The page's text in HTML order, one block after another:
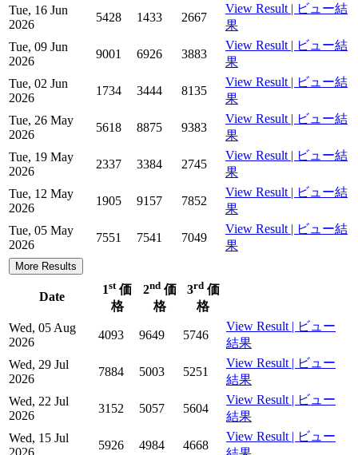
Tue, 16 Jun
2026
5428 1433 2667
View Result | ビュー結
果
Tue, 09 Jun
2026
9001 6926 3883
View Result | ビュー結
果
Tue, 02 Jun
2026
1734 3444 8135
View Result | ビュー結
果
Tue, 26 May
2026
5618 8875 9383
View Result | ビュー結
果
Tue, 19 May
2026
2337 3384 2745
View Result | ビュー結
果
Tue, 12 May
2026
1905 9157 7852
View Result | ビュー結
果
Tue, 05 May
2026
7551 7541 7049
View Result | ビュー結
果
More Results
Date
1st価
格
2nd価
格
3rd価
格
Wed, 05 Aug
2026
4093 9649 5746
View Result | ビュー
結果
Wed, 29 Jul
2026
7884 5003 5251
View Result | ビュー
結果
Wed, 22 Jul
2026
3152 5057 5604
View Result | ビュー
結果
Wed, 15 Jul
2026
5926 4984 4668
View Result | ビュー